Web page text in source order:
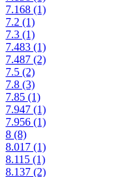
7.168 (1)
7.2 (1)
7.3 (1)
7.483 (1)
7.487 (2)
7.5 (2)
7.8 (3)
7.85 (1)
7.947 (1)
7.956 (1)
8 (8)
8.017 (1)
8.115 (1)
8.137 (2)